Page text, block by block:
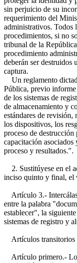
sin perjuicio de su
requerimiento del
administrativos. Todos
procedimientos, si no
tribunal de la
procedimiento
deberán ser destruidos
captura.
Un reglamento
Pública, previo informe
de los sistemas de
de almacenamiento y
estándares de
los dispositivos, los
proceso de destrucción
capacitación
proceso y resultados.".
2. Sustitúyese en el
inciso quinto y final,
Artículo 3.-
entre la palabra
establecer", la
sistemas de registro y
Artículos transitorios
Artículo primero.-